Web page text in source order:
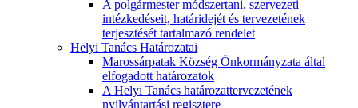
A polgármester módszertani, szervezeti
intézkedéseit, határidejét és tervezetének
terjesztését tartalmazó rendelet
Helyi Tanács Határozatai
Marossárpatak Község Önkormányzata által
elfogadott határozatok
A Helyi Tanács határozattervezetének
nyilvántartási regisztere